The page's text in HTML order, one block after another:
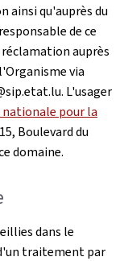
ainsi qu'auprès du
de ce
auprès
via
L'usager
pour la
Boulevard du
domaine.
dans le
traitement par